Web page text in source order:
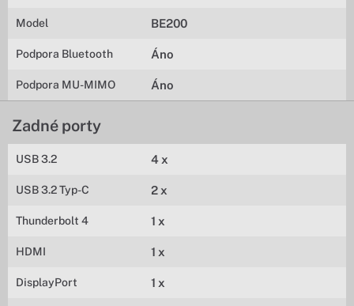
Model BE200
Podpora Bluetooth Áno
Podpora MU-MIMO Áno
Zadné porty
USB 3.2 4 x
USB 3.2 Typ-C 2 x
Thunderbolt 4 1 x
HDMI 1 x
DisplayPort 1 x